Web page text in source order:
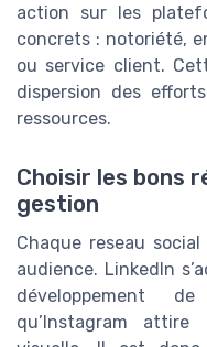
action sur les
concrets : notoriété,
ou service client.
dispersion des
ressources.
Choisir les bons
gestion
Chaque reseau
audience. LinkedIn
développement
qu’Instagram